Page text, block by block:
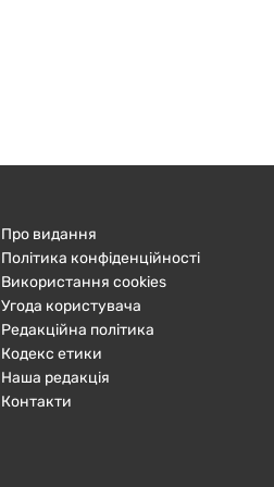
Про видання
Політика конфіденційності
Використання cookies
Угода користувача
Редакційна політика
Кодекс етики
Наша редакція
Контакти